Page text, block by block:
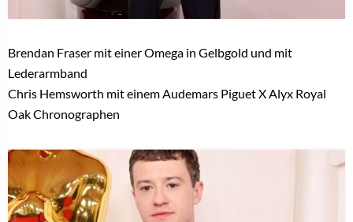
Brendan Fraser mit einer Omega in Gelbgold und mit
Lederarmband
Chris Hemsworth mit einem Audemars Piguet X Alyx Royal
Oak Chronographen